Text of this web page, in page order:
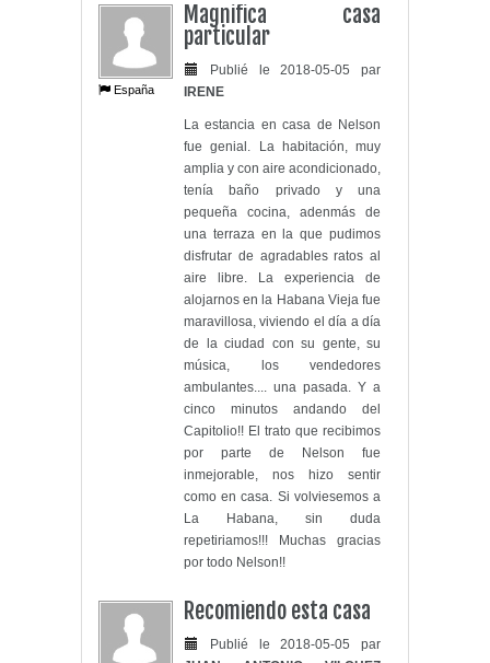
España
Magnifica casa
particular
Publié le 2018-05-05 par
IRENE
La estancia en casa de Nelson
fue genial. La habitación, muy
amplia y con aire acondicionado,
tenía baño privado y una
pequeña cocina, adenmás de
una terraza en la que pudimos
disfrutar de agradables ratos al
aire libre. La experiencia de
alojarnos en la Habana Vieja fue
maravillosa, viviendo el día a día
de la ciudad con su gente, su
música, los vendedores
ambulantes.... una pasada. Y a
cinco minutos andando del
Capitolio!! El trato que recibimos
por parte de Nelson fue
inmejorable, nos hizo sentir
como en casa. Si volviesemos a
La Habana, sin duda
repetiriamos!!! Muchas gracias
por todo Nelson!!
Recomiendo esta casa
Publié le 2018-05-05 par